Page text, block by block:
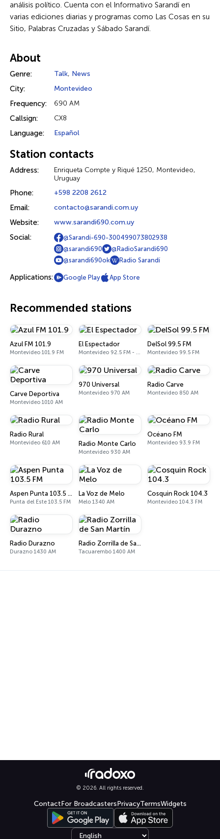
análisis político. Cuenta con el Informativo Sarandí en
varias ediciones diarias y programas como Las Cosas en su
Sitio, Palabras Cruzadas y Sábado Sarandí.
About
Genre: Talk, News
City: Montevideo
Frequency: 690 AM
Callsign: CX8
Language: Español
Station contacts
Address:
Enriqueta Compte y Riqué 1250, Montevideo,
Uruguay
Phone: +598 2208 2612
Email: contacto@sarandi.com.uy
Website: www.sarandi690.com.uy
Social:
@Sarandí-690-300499073802938
@sarandi690
@RadioSarandi690
@sarandi690ok
Radio Sarandí
Applications: Google Play App Store
Recommended stations
Azul FM 101.9
Montevideo 101.9 FM
El Espectador
Montevideo 92.5 FM - 810 AM
DelSol 99.5 FM
Montevideo 99.5 FM
Carve Deportiva
Montevideo 1010 AM
970 Universal
Montevideo 970 AM
Radio Carve
Montevideo 850 AM
Radio Rural
Montevideo 610 AM Radio Monte Carlo
Montevideo 930 AM
Océano FM
Montevideo 93.9 FM
Aspen Punta 103.5 FM
Punta del Este 103.5 FM
La Voz de Melo
Melo 1340 AM
Cosquin Rock 104.3
Montevideo 104.3 FM
Radio Durazno
Durazno 1430 AM
Radio Zorrilla de San Martín
Tacuarembó 1400 AM
© 2026. All rights reserved.
ContactFor BroadcastersPrivacyTermsWidgets
Select language